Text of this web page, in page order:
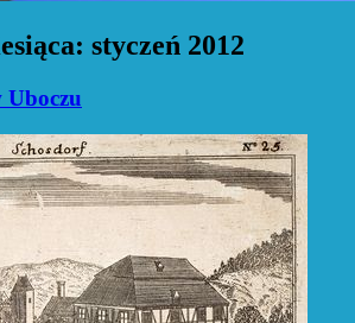
styczeń 2012